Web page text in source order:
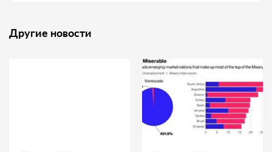
Другие новости